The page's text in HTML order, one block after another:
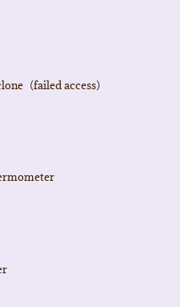
（failed access）